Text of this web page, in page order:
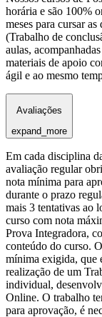
horária e são 100%
meses para cursar
(Trabalho de
aulas,
materiais de apoio
ágil e ao mesmo
Avaliações
expand_more
Em cada disciplina
avaliação regular
nota mínima para
durante o prazo
mais 3 tentativas ao
curso com nota
Prova Integradora,
conteúdo do curso.
mínima exigida, que
realização de um
individual,
Online. O trabalho
para aprovação, é